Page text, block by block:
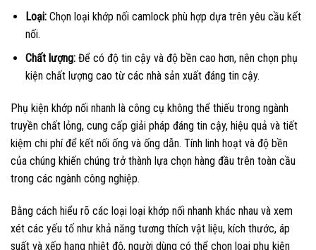
Loại:Chọn loại khớp nối camlock phù hợp dựa trên yêu cầu kết
nối.
Chất lượng:Để có độ tin cậy và độ bền cao hơn, nên chọn phụ
kiện chất lượng cao từ các nhà sản xuất đáng tin cậy.
Phụ kiện khớp nối nhanh là công cụ không thể thiếu trong ngành
truyền chất lỏng, cung cấp giải pháp đáng tin cậy, hiệu quả và tiết
kiệm chi phí để kết nối ống và ống dẫn. Tính linh hoạt và độ bền
của chúng khiến chúng trở thành lựa chọn hàng đầu trên toàn cầu
trong các ngành công nghiệp.
Bằng cách hiểu rõ các loại loại khớp nối nhanh khác nhau và xem
xét các yếu tố như khả năng tương thích vật liệu, kích thước, áp
suất và xếp hạng nhiệt độ, người dùng có thể chọn loại phụ kiện